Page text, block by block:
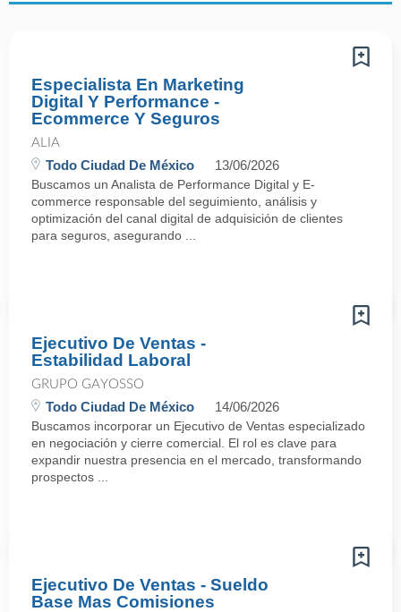
Especialista En Marketing
Digital Y Performance -
Ecommerce Y Seguros
ALIA
Todo Ciudad De México 13/06/2026
Buscamos un Analista de Performance Digital y E-
commerce responsable del seguimiento, análisis y
optimización del canal digital de adquisición de clientes
para seguros, asegurando ...
Ejecutivo De Ventas -
Estabilidad Laboral
GRUPO GAYOSSO
Todo Ciudad De México 14/06/2026
Buscamos incorporar un Ejecutivo de Ventas especializado
en negociación y cierre comercial. El rol es clave para
expandir nuestra presencia en el mercado, transformando
prospectos ...
Ejecutivo De Ventas - Sueldo
Base Mas Comisiones